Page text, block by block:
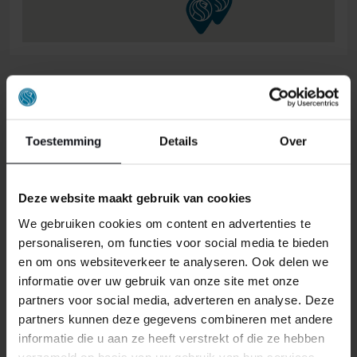
Toestemming Details Over
Deze website maakt gebruik van cookies
We gebruiken cookies om content en advertenties te
personaliseren, om functies voor social media te bieden
en om ons websiteverkeer te analyseren. Ook delen we
informatie over uw gebruik van onze site met onze
partners voor social media, adverteren en analyse. Deze
partners kunnen deze gegevens combineren met andere
informatie die u aan ze heeft verstrekt of die ze hebben
ONS RETOURBELEID
Sets fallen NICHT unter die
Rückgabebestimmungen und können von
uns nicht zurückgenommen werden.
Manchmal möchten Sie vielleicht eine Bestellung
zurückgeben. Vielleicht, weil Ihnen das Produkt nicht
gefällt, oder vielleicht gibt es einen anderen Grund,
warum Sie die Bestellung nicht wünschen. In jedem Fall